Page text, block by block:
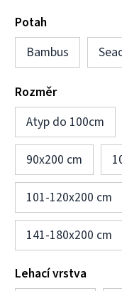
Potah
Bambus
Rozměr
Atyp do 100cm
90x200 cm
101-120x200 cm
141-180x200 cm
Lehací vrstva